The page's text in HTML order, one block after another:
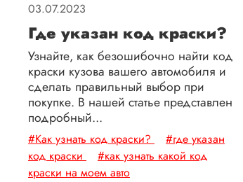
03.07.2023
Где указан код краски?
Узнайте, как безошибочно найти код
краски кузова вашего автомобиля и
сделать правильный выбор при
покупке. В нашей статье представлен
подробный...
#Как узнать код краски?
#где указан
код краски
#как узнать какой код
краски на моем авто